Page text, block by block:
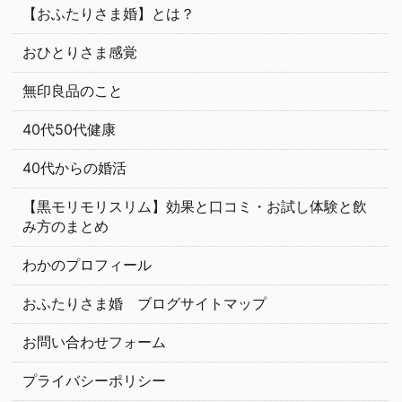
【おふたりさま婚】とは？
おひとりさま感覚
無印良品のこと
40代50代健康
40代からの婚活
【黒モリモリスリム】効果と口コミ・お試し体験と飲
み方のまとめ
わかのプロフィール
おふたりさま婚 ブログサイトマップ
お問い合わせフォーム
プライバシーポリシー